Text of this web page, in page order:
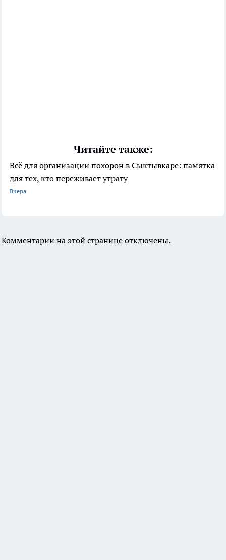
Читайте также:
Всё для организации похорон в Сыктывкаре: памятка
для тех, кто переживает утрату
Вчера
Комментарии на этой странице отключены.